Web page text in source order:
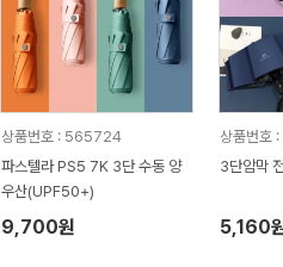
상품번호 : 565724
파스텔라 PS5 7K 3단 수동 양
우산(UPF50+)
9,700원
상품번호
3단암막
5,160